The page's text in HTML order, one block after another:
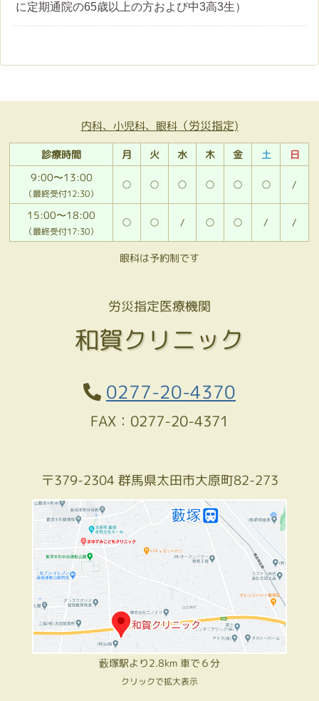
に定期通院の65歳以上の方および中3高3生）
内科、小児科、眼科（労災指定)
診療時間 月 火 水 木 金 土
日
9:00〜13:00
（最終受付12:30）
○ ○ ○ ○ ○ ○ /
15:00〜18:00
（最終受付17:30）
○ ○ / ○ ○ / /
眼科は予約制です
労災指定医療機関
和賀クリニック
0277-20-4370
FAX：0277-20-4371
〒379-2304 群馬県太田市大原町82-273
藪塚駅より2.8km 車で６分
クリックで拡大表示